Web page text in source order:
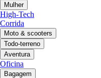
Mulher
High-Tech
Corrida
Moto & scooters
Todo-terreno
Aventura
Oficina
Bagagem